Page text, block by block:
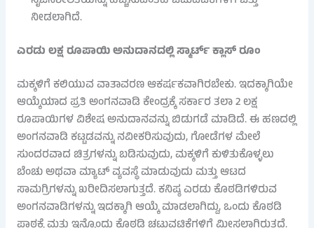
ನೀಡಲಾಗಿದೆ.
ಎರಡು ಲಕ್ಷ ರೂಪಾಯಿ ಅನುದಾನದಲ್ಲಿ ಸ್ಮಾರ್ಟ್ ಕ್ಲಾಸ್ ರೂಂ
ಮಕ್ಕಳಿಗೆ ಕಲಿಯುವ ವಾತಾವರಣ ಆಕರ್ಷಕವಾಗಿರಬೇಕು. ಇದಕ್ಕಾಗಿಯೇ
ಆಯ್ಕೆಯಾದ ಪ್ರತಿ ಅಂಗನವಾಡಿ ಕೇಂದ್ರಕ್ಕೆ ಸರ್ಕಾರ ತಲಾ 2 ಲಕ್ಷ
ರೂಪಾಯಿಗಳ ವಿಶೇಷ ಅನುದಾನವನ್ನು ಬಿಡುಗಡೆ ಮಾಡಿದೆ. ಈ ಹಣದಲ್ಲಿ
ಅಂಗನವಾಡಿ ಕಟ್ಟಡವನ್ನು ನವೀಕರಿಸುವುದು, ಗೋಡೆಗಳ ಮೇಲೆ
ಸುಂದರವಾದ ಚಿತ್ರಗಳನ್ನು ಬಡಿಸುವುದು, ಮಕ್ಕಳಿಗೆ ಕುಳಿತುಕೊಳ್ಳಲು
ಬೆಂಚು ಅಥವಾ ಮ್ಯಾಟ್ ವ್ಯವಸ್ಥೆ ಮಾಡುವುದು ಮತ್ತು ಆಟದ
ಸಾಮಗ್ರಿಗಳನ್ನು ಖರೀದಿಸಲಾಗುತ್ತದೆ. ಕನಿಷ್ಠ ಎರಡು ಕೊಠಡಿಗಳಿರುವ
ಅಂಗನವಾಡಿಗಳನ್ನು ಇದಕ್ಕಾಗಿ ಆಯ್ಕೆ ಮಾಡಲಾಗಿದ್ದು, ಒಂದು ಕೊಠಡಿ